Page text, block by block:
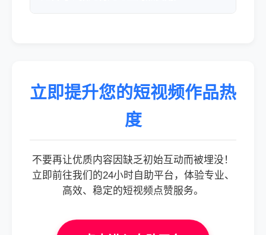
立即提升您的短视频作品热
度
不要再让优质内容因缺乏初始互动而被埋没！
立即前往我们的24小时自助平台，体验专业、
高效、稳定的短视频点赞服务。